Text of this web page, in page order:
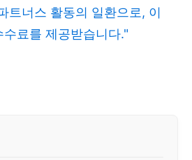
트너스 활동의 일환으로, 이
료를 제공받습니다."